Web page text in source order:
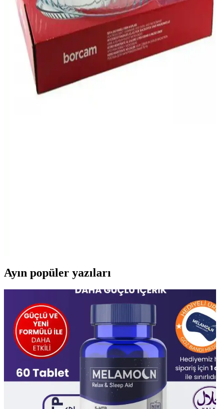
Pure Age Kalın Tava Tencere ve Borcam Koruyucu
Keçe Seti Türkiye Üretimi Güvenli Kullanım
Dayanıklı ve estetik Pure Age keçe seti, mutfak gereçlerinizi
çizilmelere karşı korur, hijyen sağlar ve uzun ömürlü kullanım sunar.
Borcam Sufle Kabı: Dayanıklı ve Çok Yönlü
Mutfak Gereçleri Listesinde Öne Çıkan Seçenek
Borcam sufle kabı, dayanıklılığı ve çok yönlülüğü ile mutfakta
Ayın popüler yazıları